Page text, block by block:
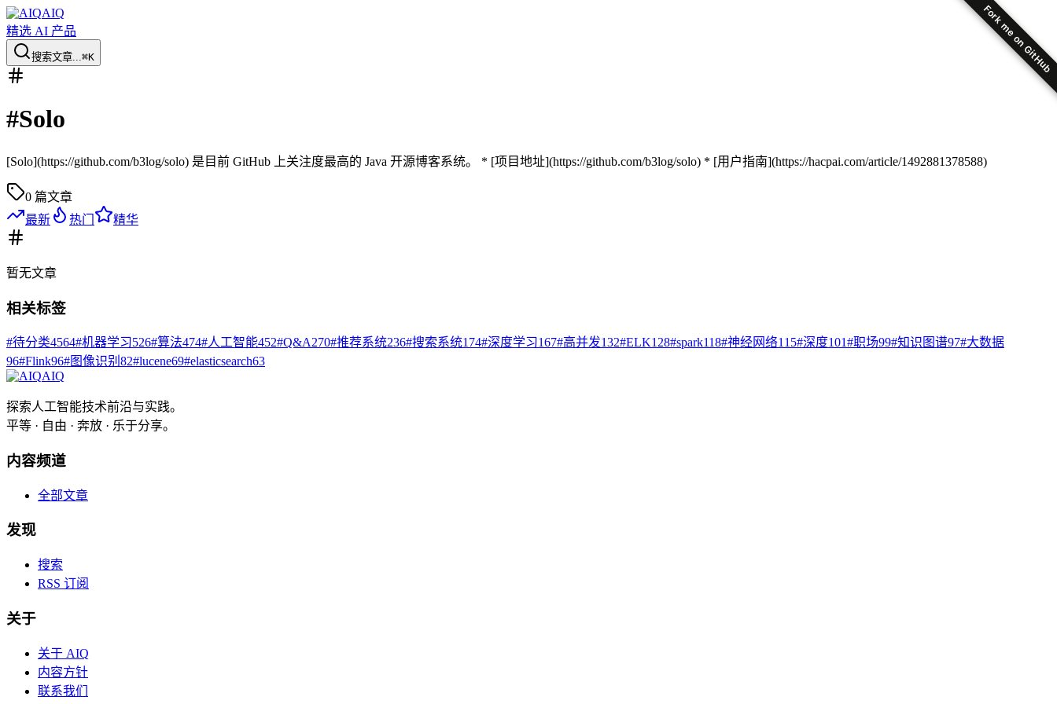
Fork me on GitHub
AIQ
精选 AI 产品
搜索文章...⌘K
#Solo
[Solo](https://github.com/b3log/solo) 是目前 GitHub 上关注度最高的 Java 开源博客系统。 * [项目地址](https://github.com/b3log/solo) * [用户指南](https://hacpai.com/article/1492881378588)
0 篇文章
最新
热门 精华
暂无文章
相关标签
#待分类4564#机器学习526#算法474#人工智能452#Q&A270#推荐系统236#搜索系统174#深度学习167#高并发132#ELK128#spark118#神经网络115#深度101#职场99#知识图谱97#大数据
96#Flink96#图像识别 82#lucene69#elasticsearch63
AIQ
探索人工智能技术前沿与实践。
平等 · 自由 · 奔放 · 乐于分享。
内容频道
全部文章
发现
搜索
RSS 订阅
关于
关于 AIQ
内容方针
联系我们